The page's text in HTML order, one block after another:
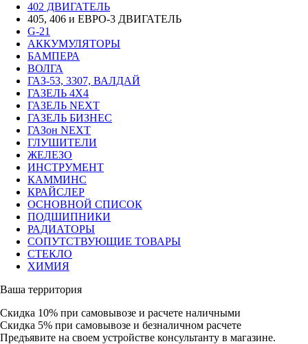
402 ДВИГАТЕЛЬ
405, 406 и ЕВРО-3 ДВИГАТЕЛЬ
G-21
АККУМУЛЯТОРЫ
БАМПЕРА
ВОЛГА
ГАЗ-53, 3307, ВАЛДАЙ
ГАЗЕЛЬ 4Х4
ГАЗЕЛЬ NEXT
ГАЗЕЛЬ БИЗНЕС
ГАЗон NEXT
ГЛУШИТЕЛИ
ЖЕЛЕЗО
ИНСТРУМЕНТ
КАММИНС
КРАЙСЛЕР
ОСНОВНОЙ СПИСОК
ПОДШИПНИКИ
РАДИАТОРЫ
СОПУТСТВУЮЩИЕ ТОВАРЫ
СТЕКЛО
ХИМИЯ
Ваша территория
Скидка 10% при самовывозе и расчете наличными
Скидка 5% при самовывозе и безналичном расчете
Предъявите на своем устройстве консультанту в магазине.